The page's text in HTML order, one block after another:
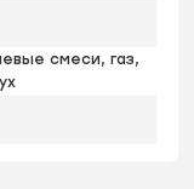
смеси, газ,